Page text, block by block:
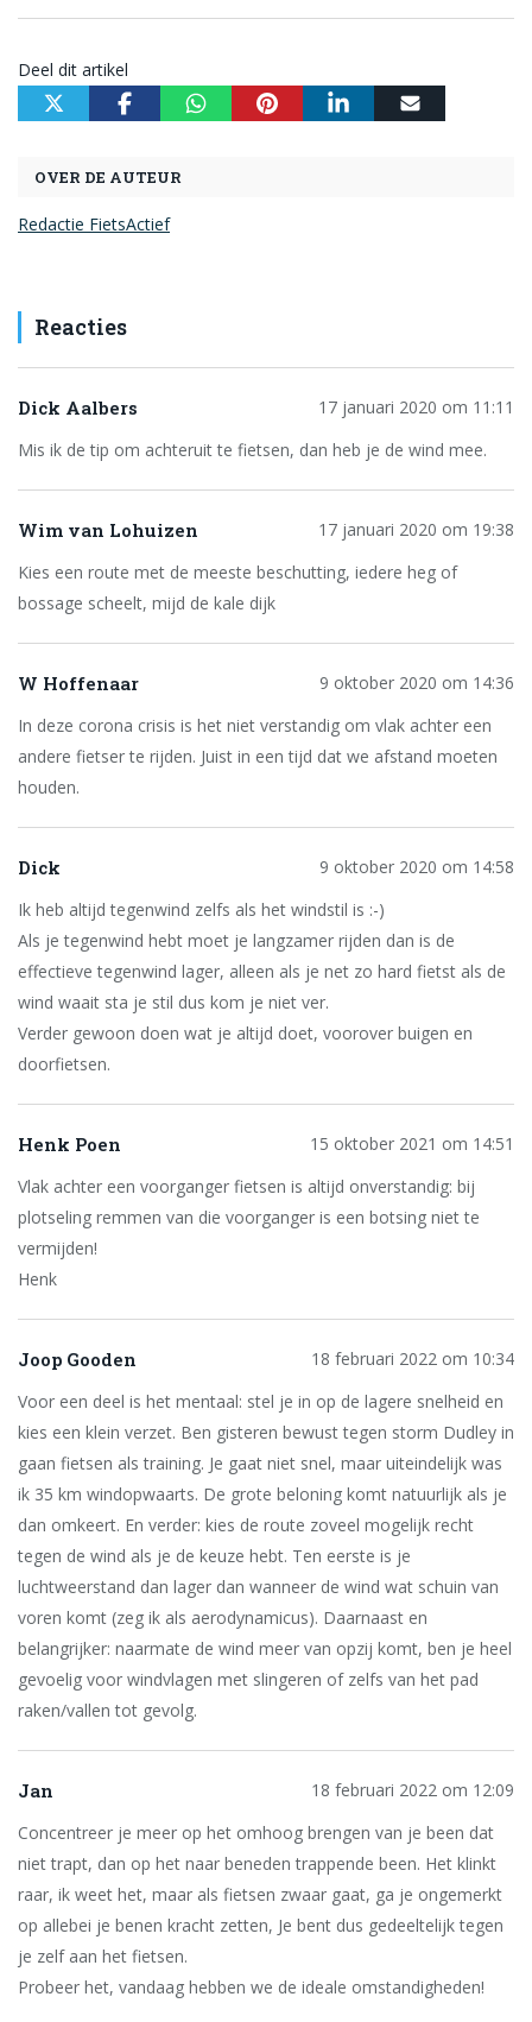
Deel dit artikel
OVER DE AUTEUR
Redactie FietsActief
Reacties
Dick Aalbers
17 januari 2020 om 11:11
Mis ik de tip om achteruit te fietsen, dan heb je de wind mee.
Wim van Lohuizen
17 januari 2020 om 19:38
Kies een route met de meeste beschutting, iedere heg of
bossage scheelt, mijd de kale dijk
W Hoffenaar
9 oktober 2020 om 14:36
In deze corona crisis is het niet verstandig om vlak achter een
andere fietser te rijden. Juist in een tijd dat we afstand moeten
houden.
Dick
9 oktober 2020 om 14:58
Ik heb altijd tegenwind zelfs als het windstil is :-)
Als je tegenwind hebt moet je langzamer rijden dan is de
effectieve tegenwind lager, alleen als je net zo hard fietst als de
wind waait sta je stil dus kom je niet ver.
Verder gewoon doen wat je altijd doet, voorover buigen en
doorfietsen.
Henk Poen
15 oktober 2021 om 14:51
Vlak achter een voorganger fietsen is altijd onverstandig: bij
plotseling remmen van die voorganger is een botsing niet te
vermijden!
Henk
Joop Gooden
18 februari 2022 om 10:34
Voor een deel is het mentaal: stel je in op de lagere snelheid en
kies een klein verzet. Ben gisteren bewust tegen storm Dudley in
gaan fietsen als training. Je gaat niet snel, maar uiteindelijk was
ik 35 km windopwaarts. De grote beloning komt natuurlijk als je
dan omkeert. En verder: kies de route zoveel mogelijk recht
tegen de wind als je de keuze hebt. Ten eerste is je
luchtweerstand dan lager dan wanneer de wind wat schuin van
voren komt (zeg ik als aerodynamicus). Daarnaast en
belangrijker: naarmate de wind meer van opzij komt, ben je heel
gevoelig voor windvlagen met slingeren of zelfs van het pad
raken/vallen tot gevolg.
Jan
18 februari 2022 om 12:09
Concentreer je meer op het omhoog brengen van je been dat
niet trapt, dan op het naar beneden trappende been. Het klinkt
raar, ik weet het, maar als fietsen zwaar gaat, ga je ongemerkt
op allebei je benen kracht zetten, Je bent dus gedeeltelijk tegen
je zelf aan het fietsen.
Probeer het, vandaag hebben we de ideale omstandigheden!